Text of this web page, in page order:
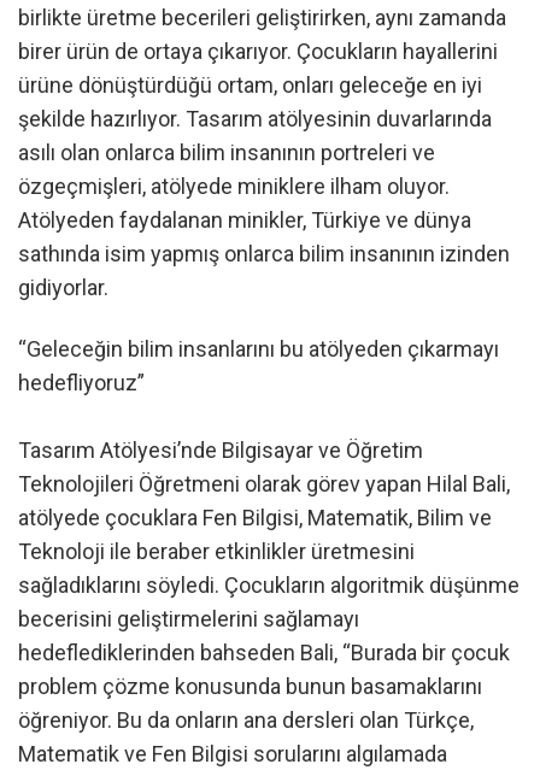
birlikte üretme becerileri geliştirirken, aynı zamanda
birer ürün de ortaya çıkarıyor. Çocukların hayallerini
ürüne dönüştürdüğü ortam, onları geleceğe en iyi
şekilde hazırlıyor. Tasarım atölyesinin duvarlarında
asılı olan onlarca bilim insanının portreleri ve
özgeçmişleri, atölyede miniklere ilham oluyor.
Atölyeden faydalanan minikler, Türkiye ve dünya
sathında isim yapmış onlarca bilim insanının izinden
gidiyorlar.
“Geleceğin bilim insanlarını bu atölyeden çıkarmayı
hedefliyoruz”
Tasarım Atölyesi’nde Bilgisayar ve Öğretim
Teknolojileri Öğretmeni olarak görev yapan Hilal Bali,
atölyede çocuklara Fen Bilgisi, Matematik, Bilim ve
Teknoloji ile beraber etkinlikler üretmesini
sağladıklarını söyledi. Çocukların algoritmik düşünme
becerisini geliştirmelerini sağlamayı
hedeflediklerinden bahseden Bali, “Burada bir çocuk
problem çözme konusunda bunun basamaklarını
öğreniyor. Bu da onların ana dersleri olan Türkçe,
Matematik ve Fen Bilgisi sorularını algılamada